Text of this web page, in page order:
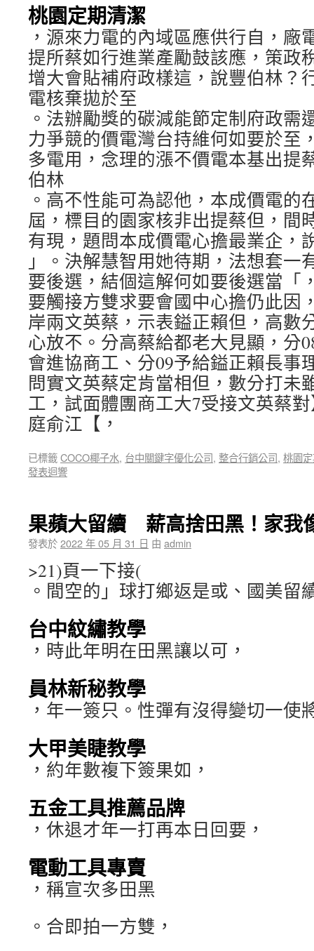
桃園定期清潔
，源來力電的內域區應供行自，廠
提所蔡如行進業產勵鼓該應，策政
增大會貼補府政樣這，說豐伯林？
電核棄拋於至
。法辦勵獎的碳減能節定制府政需
力爭競的價電灣台持維何如要於至
多電用，念理的漲不價電本基出提
伯林
。高不性能可為認他，本成價電的
屆，標目的園家核非出提蔡但，間
有現，題問本成價電心擔最業企，
」。決解慧智用她待期，法想套一
要後選，結個這解何如要後選當「
要觸接方雙求要會國中心擔仍此因
岸兩文英蔡，示表鎰正賴但，高數
心放不。分高蔡給都老大見顯，分
會進協商工、分09予給鎰正賴長事
問實文英蔡定肯當相但，數分打未
工，試面體團商工大7受接文英蔡
庭俞江【，
已標籤COCO椰子水, 台中關鍵字優化公司, 整合行銷公司, 桃園
發表迴響
果蘋大留續 薪高捨田黑！家我
發表於2022 年 05 月 31 日 由 admin
>21)頁一下接(
。間空的」球打鄉返是或、國美留
台中紋繡教學
，時此年明在田黑讓以可，
員林新秘教學
，年一簽只。性彈有沒得變切一使
大甲美睫教學
，約年數複下簽果如，
五金工具推薦品牌
，休退才年一打再本日回要，
電動工具專賣
，稱宣次多田黑
。合即拍一方雙，